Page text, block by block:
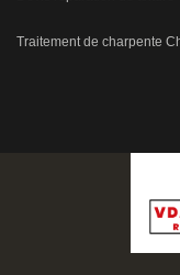
Traitement de charpente